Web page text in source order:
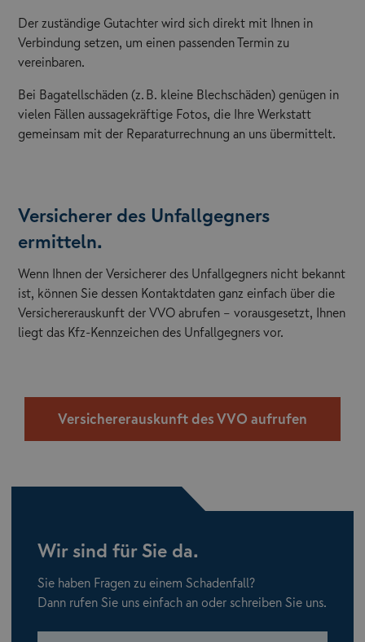
Der zuständige Gutachter wird sich direkt mit Ihnen in
Verbindung setzen, um einen passenden Termin zu
vereinbaren.
Bei Bagatellschäden (z. B. kleine Blechschäden) genügen in
vielen Fällen aussagekräftige Fotos, die Ihre Werkstatt
gemeinsam mit der Reparaturrechnung an uns übermittelt.
Versicherer des Unfallgegners
ermitteln.
Wenn Ihnen der Versicherer des Unfallgegners nicht bekannt
ist, können Sie dessen Kontaktdaten ganz einfach über die
Versichererauskunft der VVO abrufen – vorausgesetzt, Ihnen
liegt das Kfz-Kennzeichen des Unfallgegners vor.
Versichererauskunft des VVO aufrufen
Wir sind für Sie da.
Sie haben Fragen zu einem Schadenfall?
Dann rufen Sie uns einfach an oder schreiben Sie uns.